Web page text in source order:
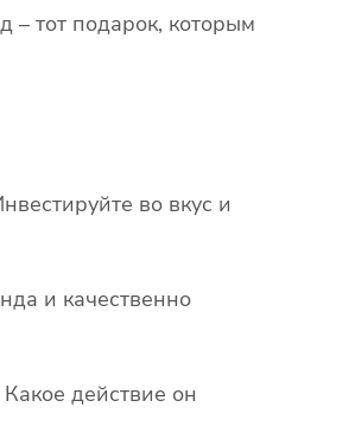
тот подарок, которым
во вкус и
и качественно
действие он